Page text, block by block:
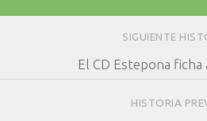
SIGUIENTE
El CD Estepona ficha
HISTORIA